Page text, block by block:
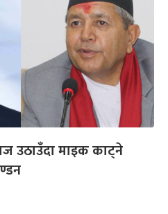
उठाउँदा माइक काट्ने